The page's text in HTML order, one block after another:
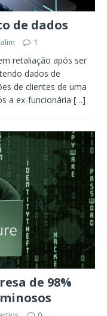
de dados
1
retaliação após ser
dados de
de clientes de uma
a ex-funcionária […]
de 98%